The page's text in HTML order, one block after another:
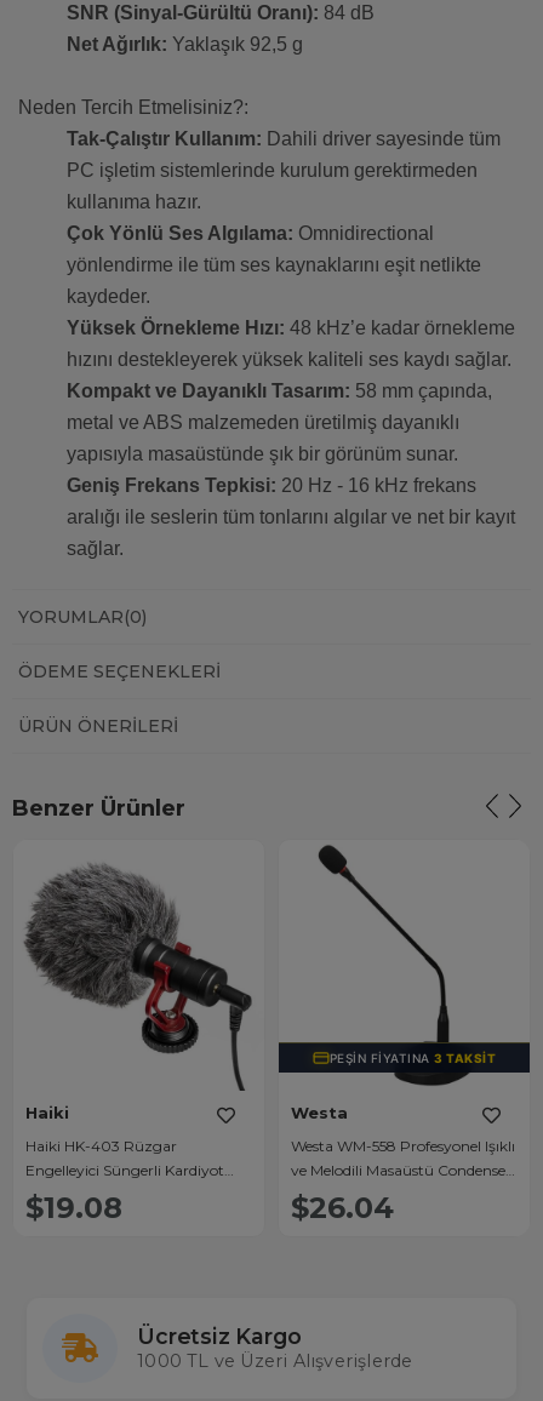
SNR (Sinyal-Gürültü Oranı): 84 dB
Net Ağırlık: Yaklaşık 92,5 g
Neden Tercih Etmelisiniz?:
Tak-Çalıştır Kullanım: Dahili driver sayesinde tüm
PC işletim sistemlerinde kurulum gerektirmeden
kullanıma hazır.
Çok Yönlü Ses Algılama: Omnidirectional
yönlendirme ile tüm ses kaynaklarını eşit netlikte
kaydeder.
Yüksek Örnekleme Hızı: 48 kHz’e kadar örnekleme
hızını destekleyerek yüksek kaliteli ses kaydı sağlar.
Kompakt ve Dayanıklı Tasarım: 58 mm çapında,
metal ve ABS malzemeden üretilmiş dayanıklı
yapısıyla masaüstünde şık bir görünüm sunar.
Geniş Frekans Tepkisi: 20 Hz - 16 kHz frekans
aralığı ile seslerin tüm tonlarını algılar ve net bir kayıt
sağlar.
YORUMLAR(0)
ÖDEME SEÇENEKLERI
ÜRÜN ÖNERILERI
Benzer Ürünler
Haiki
Haiki HK-403 Rüzgar
Engelleyici Süngerli Kardiyot
Kondenser Mikrofon
$19.08
PEŞIN FIYATINA3 TAKSIT
Westa
Westa WM-558 Profesyonel Işıklı
ve Melodili Masaüstü Condenser
Konferans Mikrofonu
$26.04
Ücretsiz Kargo
1000 TL ve Üzeri Alışverişlerde